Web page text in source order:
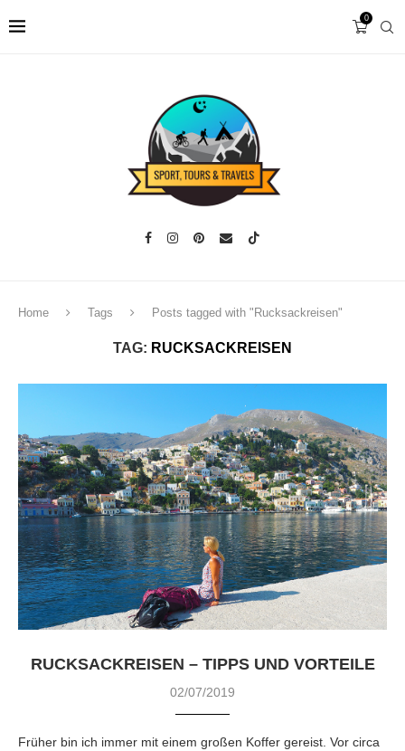
0
Home Tags Posts tagged with "Rucksackreisen"
TAG: RUCKSACKREISEN
RUCKSACKREISEN – TIPPS UND VORTEILE
02/07/2019
Früher bin ich immer mit einem großen Koffer gereist. Vor circa